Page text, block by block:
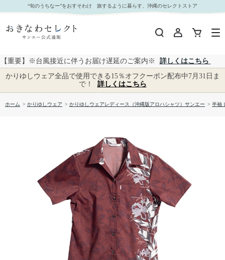
【送料無料】クロトンコイル かりゆしウェア GEL08063R L｜おきなわセレクト サンエー公式
通販
“旬のうちなー”をおすそわけ 旅するように暮らす、沖縄のセレクトストア
【重要】※台風接近に伴うお届け遅延のご案内※
詳しくはこちら
かりゆしウェア全品で使用できる15％オフクーポン配布中7月31日ま
で！
詳しくはこちら
ホーム > かりゆしウェア > かりゆしウェアレディース（沖縄版アロハシャツ）サンエー > 半袖